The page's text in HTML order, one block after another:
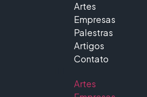
Artes
Empresas
Palestras
Artigos
Contato
Artes